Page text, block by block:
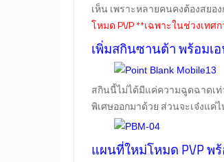
เห็น เพราะหลายคนคงต้องสย
โหมด PVP **เฉพาะในช่วงเท
เพิ่มสกินซานต้า พร้อมเ
สกินนี้ไม่ได้มีแค่ความฉูดฉาดเท่
พิเศษออกมาด้วย ส่วนจะเจ๋งแค่
แผนที่ใหม่โหมด PVP พ